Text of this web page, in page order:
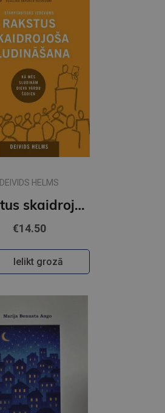
DEIVIDS HELMS
Rakstus skaidrojoša sludināšana
€14.50
Ielikt grozā